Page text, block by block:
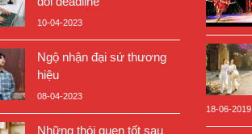
10-04-2023
Ngộ nhận đại sứ thương
hiệu
08-04-2023
Những thói quen tốt sau
18-06-2019